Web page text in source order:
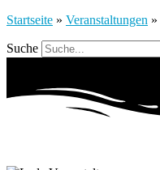
Startseite » Veranstaltungen »
Suche